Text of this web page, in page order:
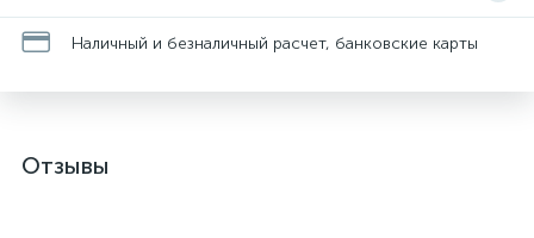
Наличный и безналичный расчет, банковские карты
Отзывы